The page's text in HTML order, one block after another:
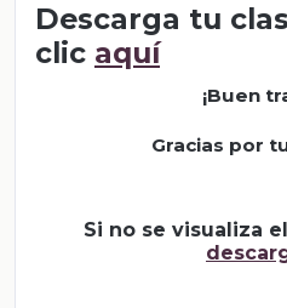
Descarga tu
clic aquí
¡Buen
Gracias por
Si no se visualiza